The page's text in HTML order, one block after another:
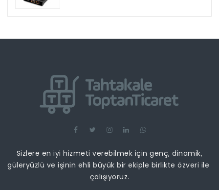
Sizlere en iyi hizmeti verebilmek için genç, dinamik,
güleryüzlü ve işinin ehli büyük bir ekiple birlikte özveri ile
çalışıyoruz.